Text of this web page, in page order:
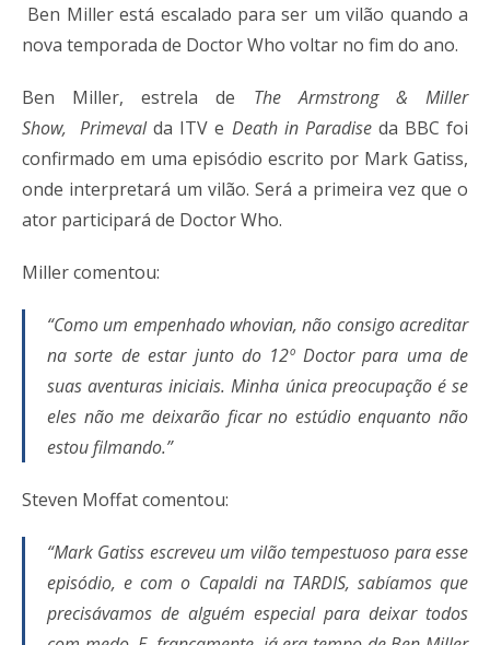
Ben Miller está escalado para ser um vilão quando a
nova temporada de Doctor Who voltar no fim do ano.
Ben Miller, estrela de The Armstrong & Miller
Show,Primevalda ITV e Death in Paradise da BBC foi
confirmado em uma episódio escrito por Mark Gatiss,
onde interpretará um vilão. Será a primeira vez que o
ator participará de Doctor Who.
Miller comentou:
“Como um empenhado whovian, não consigo acreditar
na sorte de estar junto do 12º Doctor para uma de
suas aventuras iniciais. Minha única preocupação é se
eles não me deixarão ficar no estúdio enquanto não
estou filmando.”
Steven Moffat comentou:
“Mark Gatiss escreveu um vilão tempestuoso para esse
episódio, e com o Capaldi na TARDIS, sabíamos que
precisávamos de alguém especial para deixar todos